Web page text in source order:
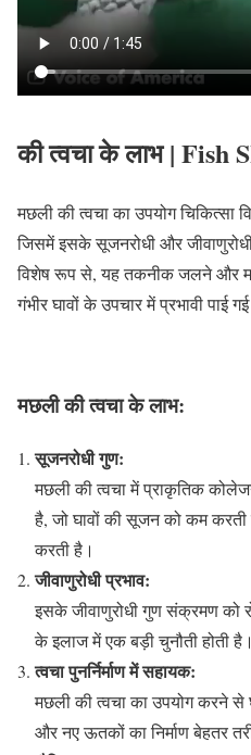
की त्वचा के लाभ | Fish
मछली की त्वचा का उपयोग चिकित्सा
जिसमें इसके सूजनरोधी और
विशेष रूप से, यह तकनीक जलने और
गंभीर घावों के उपचार में प्रभावी पाई
मछली की त्वचा के लाभ:
सूजनरोधी गुण:
मछली की त्वचा में प्राकृतिक
है, जो घावों की सूजन को कम
करती है।
जीवाणुरोधी प्रभाव:
इसके जीवाणुरोधी गुण संक्रमण को
के इलाज में एक बड़ी चुनौती होती है।
त्वचा पुनर्निर्माण में सहायक:
मछली की त्वचा का उपयोग करने से
और नए ऊतकों का निर्माण बेहतर